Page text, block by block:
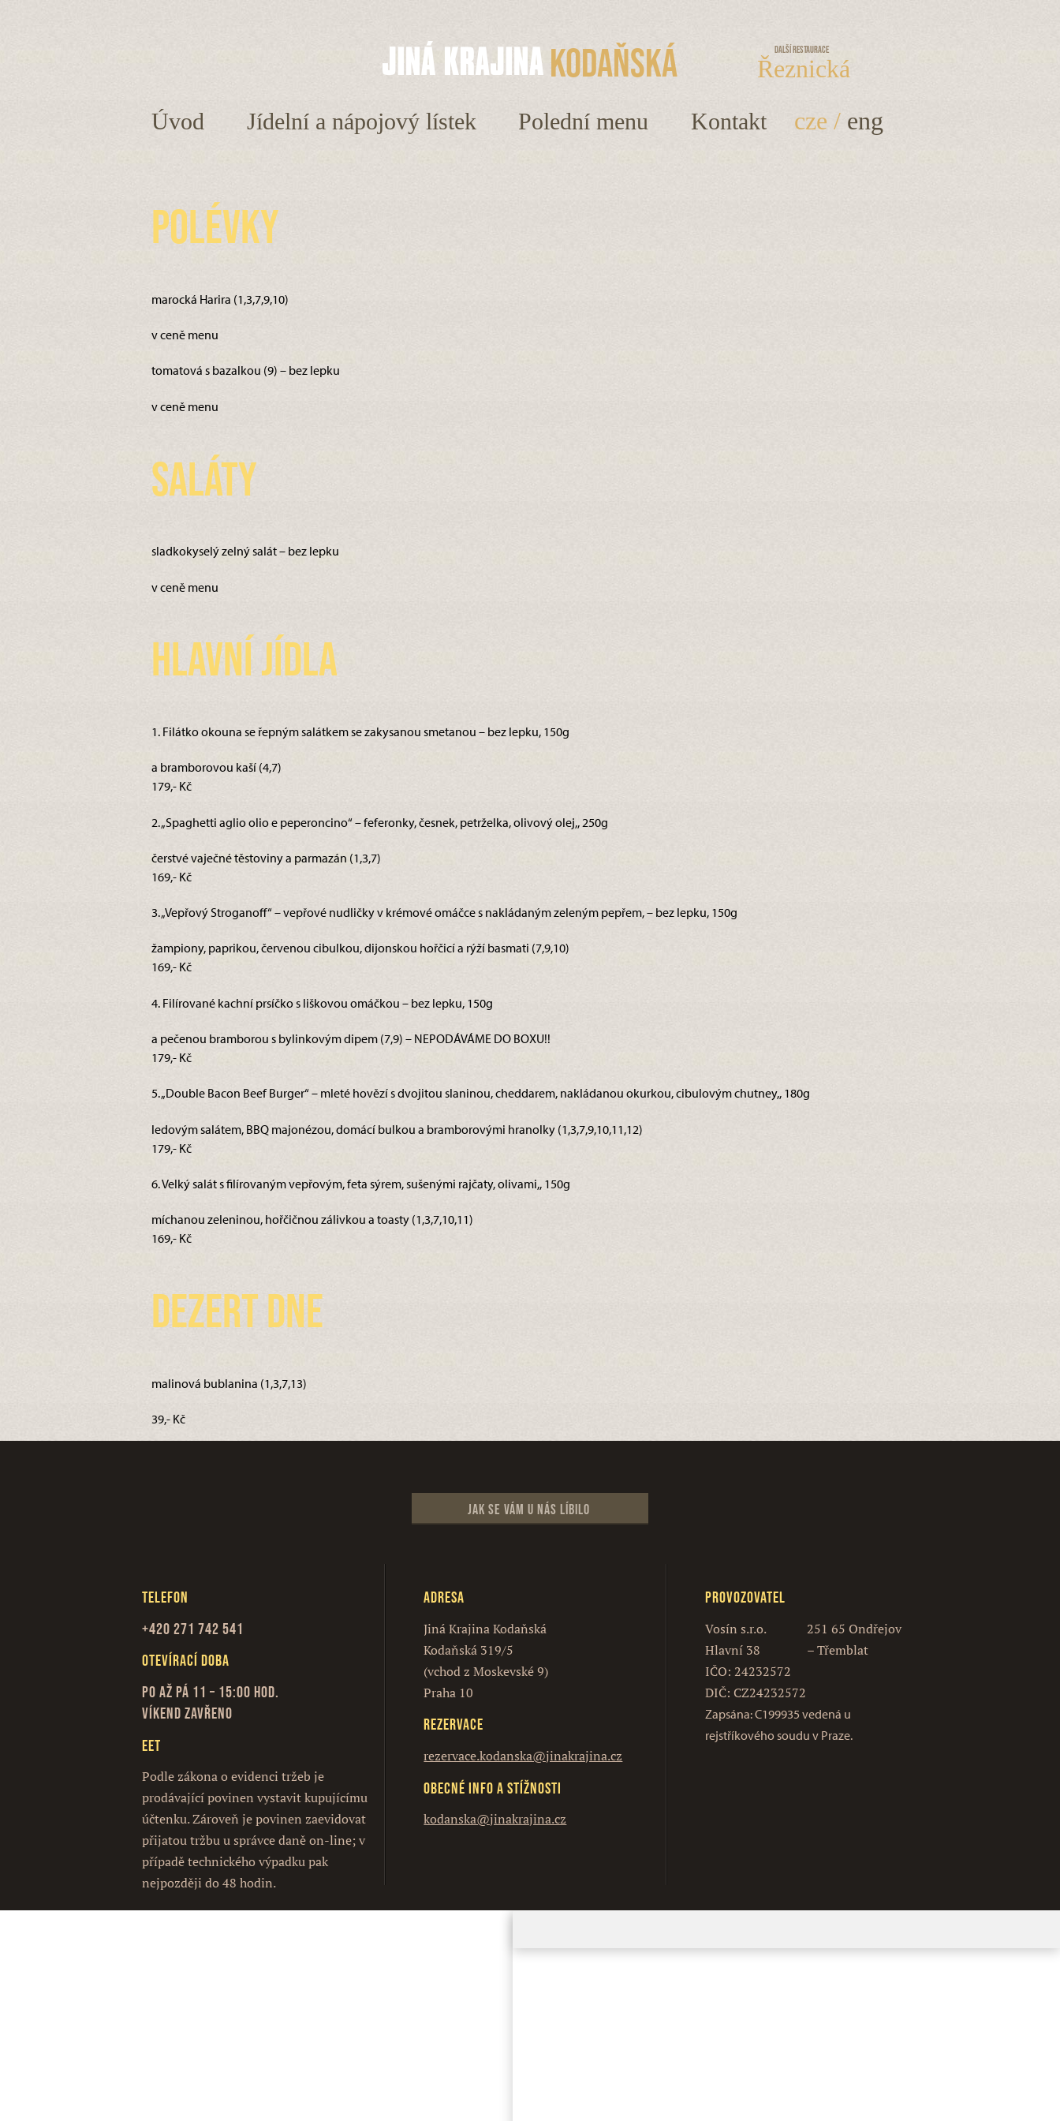
Kodaňská Další restaurace
Řeznická
Úvod Jídelní a nápojový lístek Polední menu Kontakt cze / eng
Polévky
marocká Harira (1,3,7,9,10)
v ceně menu
tomatová s bazalkou (9) – bez lepku
v ceně menu
Saláty
sladkokyselý zelný salát – bez lepku
v ceně menu
Hlavní jídla
1. Filátko okouna se řepným salátkem se zakysanou smetanou – bez lepku, 150g
a bramborovou kaší (4,7)
179,- Kč
2. „Spaghetti aglio olio e peperoncino“ – feferonky, česnek, petrželka, olivový olej,, 250g
čerstvé vaječné těstoviny a parmazán (1,3,7)
169,- Kč
3. „Vepřový Stroganoff“ – vepřové nudličky v krémové omáčce s nakládaným zeleným pepřem, – bez lepku, 150g
žampiony, paprikou, červenou cibulkou, dijonskou hořčicí a rýží basmati (7,9,10)
169,- Kč
4. Filírované kachní prsíčko s liškovou omáčkou – bez lepku, 150g
a pečenou bramborou s bylinkovým dipem (7,9) – NEPODÁVÁME DO BOXU!!
179,- Kč
5. „Double Bacon Beef Burger“ – mleté hovězí s dvojitou slaninou, cheddarem, nakládanou okurkou, cibulovým chutney,, 180g
ledovým salátem, BBQ majonézou, domácí bulkou a bramborovými hranolky (1,3,7,9,10,11,12)
179,- Kč
6. Velký salát s filírovaným vepřovým, feta sýrem, sušenými rajčaty, olivami,, 150g
míchanou zeleninou, hořčičnou zálivkou a toasty (1,3,7,10,11)
169,- Kč
Dezert dne
malinová bublanina (1,3,7,13)
39,- Kč
Jak se vám u nás líbilo
Telefon
+420 271 742 541
Otevírací doba
Po až Pá 11 – 15:00 hod.
Víkend zavřeno
EET
Podle zákona o evidenci tržeb je
prodávající povinen vystavit kupujícímu
účtenku. Zároveň je povinen zaevidovat
přijatou tržbu u správce daně on-line; v
případě technického výpadku pak
nejpozději do 48 hodin.
Adresa
Jiná Krajina Kodaňská
Kodaňská 319/5
(vchod z Moskevské 9)
Praha 10
Rezervace
rezervace.kodanska@jinakrajina.cz
Obecné info a stížnosti
kodanska@jinakrajina.cz
Provozovatel
Vosín s.r.o.
Hlavní 38
251 65 Ondřejov
– Třemblat
IČO: 24232572
DIČ: CZ24232572
Zapsána: C199935 vedená u
rejstříkového soudu v Praze.